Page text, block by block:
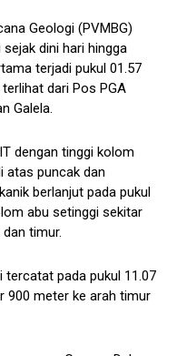
Geologi (PVMBG)
dini hari hingga
terjadi pukul 01.57
dari Pos PGA
Galela.
dengan tinggi kolom
atas puncak dan
berlanjut pada pukul
abu setinggi sekitar
timur.
tercatat pada pukul 11.07
900 meter ke arah timur